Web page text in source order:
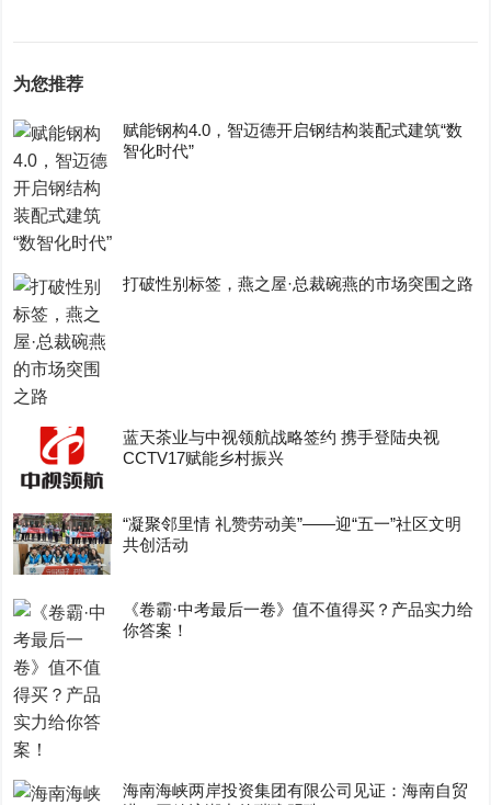
为您推荐
赋能钢构4.0，智迈德开启钢结构装配式建筑“数
智化时代”
打破性别标签，燕之屋·总裁碗燕的市场突围之路
蓝天茶业与中视领航战略签约 携手登陆央视
CCTV17赋能乡村振兴
“凝聚邻里情 礼赞劳动美”——迎“五一”社区文明
共创活动
《卷霸·中考最后一卷》值不值得买？产品实力给
你答案！
海南海峡两岸投资集团有限公司见证：海南自贸